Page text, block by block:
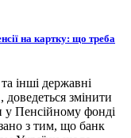
на картку: що треба
інші державні
доведеться змінити
у Пенсійному фонді
з тим, що банк